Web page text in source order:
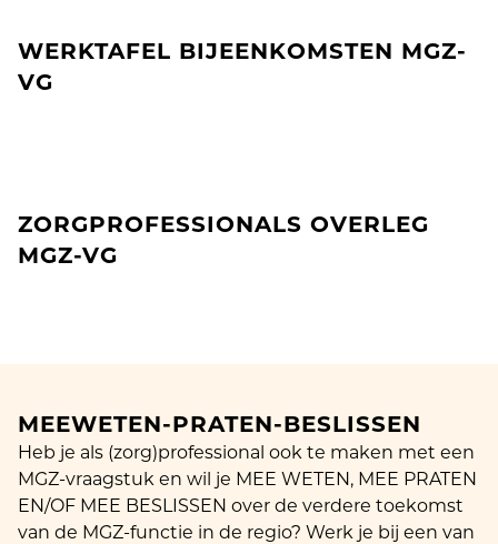
WERKTAFEL BIJEENKOMSTEN MGZ-
VG
ZORGPROFESSIONALS OVERLEG
MGZ-VG
MEEWETEN-PRATEN-BESLISSEN
Heb je als (zorg)professional ook te maken met een
MGZ-vraagstuk en wil je MEE WETEN, MEE PRATEN
EN/OF MEE BESLISSEN over de verdere toekomst
van de MGZ-functie in de regio? Werk je bij een van